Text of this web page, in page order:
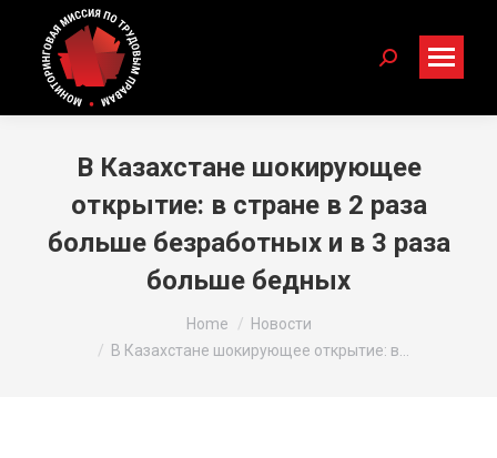
Search:
В Казахстане шокирующее
открытие: в стране в 2 раза
больше безработных и в 3 раза
больше бедных
Home
Новости
В Казахстане шокирующее открытие: в…